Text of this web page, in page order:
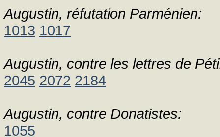
Augustin, réfutation Parménien:
1013 1017
Augustin, contre les lettres de
2045 2072 2184
Augustin, contre Donatistes:
1055